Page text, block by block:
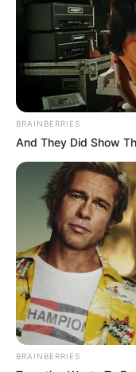
ΤΑ
BRAINBERRIES
And They Did Show
BRAINBERRIES